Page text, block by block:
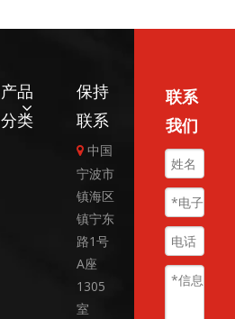
产品
分类
保持
联系
 中国
宁波市
镇海区
镇宁东
路1号
A座
1305
室
联系
我们